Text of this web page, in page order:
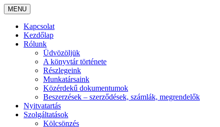
MENU
Kapcsolat
Kezdőlap
Rólunk
Üdvözöljük
A könyvtár története
Részlegeink
Munkatársaink
Közérdekű dokumentumok
Beszerzések – szerződések, számlák, megrendelők
Nyitvatartás
Szolgáltatások
Kölcsönzés